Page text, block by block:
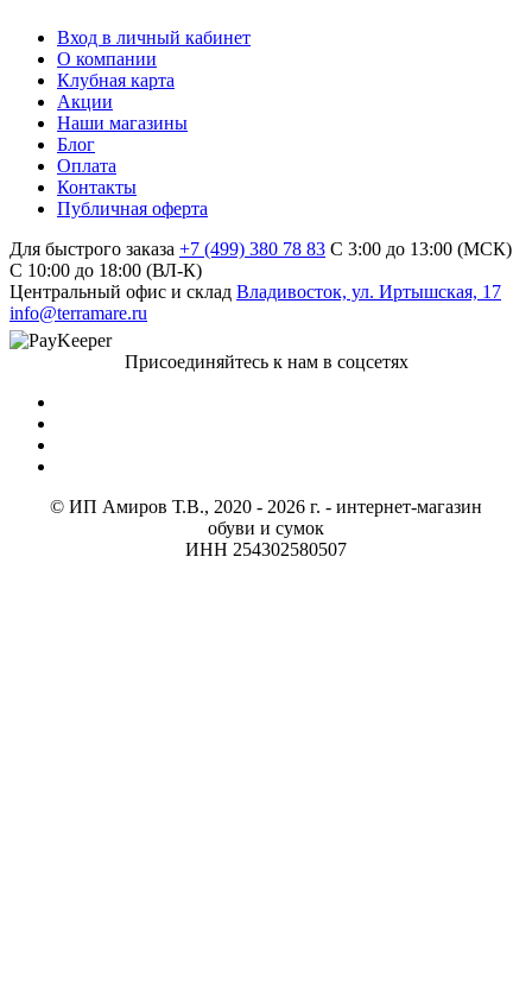
Вход в личный кабинет
О компании
Клубная карта
Акции
Наши магазины
Блог
Оплата
Контакты
Публичная оферта
Для быстрого заказа +7 (499) 380 78 83 С 3:00 до 13:00 (МСК)
C 10:00 до 18:00 (ВЛ-К)
Центральный офис и склад Владивосток, ул. Иртышская, 17
info@terramare.ru
Присоединяйтесь к нам в соцсетях
© ИП Амиров Т.В., 2020 - 2026 г. - интернет-магазин
обуви и сумок
ИНН 254302580507